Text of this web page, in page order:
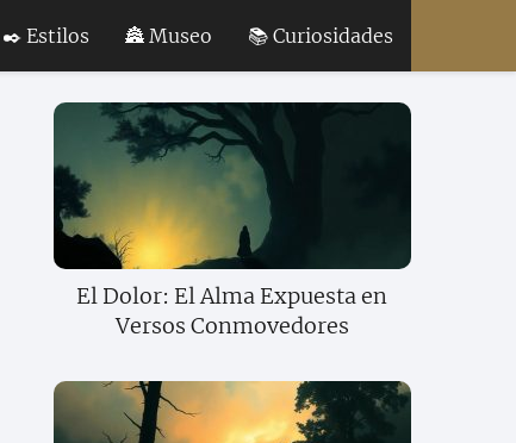
✒️ Estilos 🏯 Museo 📚 Curiosidades
El Dolor: El Alma Expuesta en
Versos Conmovedores